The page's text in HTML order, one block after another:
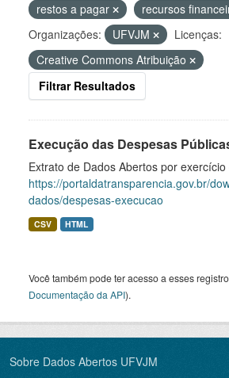
restos a pagar
recursos
Organizações:
UFVJM
Licenças:
Creative Commons Atribuição
Filtrar Resultados
Execução das Despesas
Extrato de Dados Abertos por
https://portaldatransparencia.gov.br/
dados/despesas-execucao
CSV HTML
Você também pode ter acesso a esses
Documentação da API).
Sobre Dados Abertos UFVJM